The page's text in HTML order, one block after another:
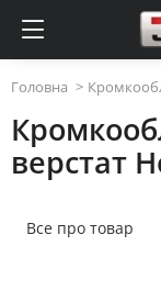
Головна
верстат
Все про товар